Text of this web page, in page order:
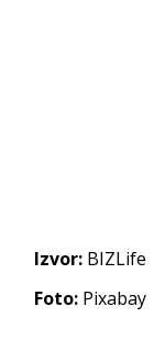
Izvor: BIZLife
Foto: Pixabay